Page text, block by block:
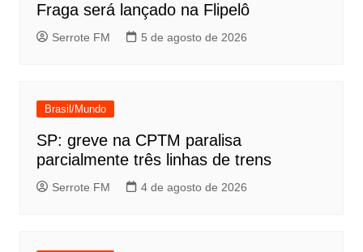
Fraga será lançado na Flipelô
Serrote FM 5 de agosto de 2026
Brasil/Mundo
SP: greve na CPTM paralisa
parcialmente três linhas de trens
Serrote FM 4 de agosto de 2026